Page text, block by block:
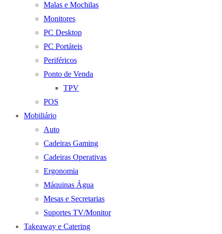
Malas e Mochilas
Monitores
PC Desktop
PC Portáteis
Periféricos
Ponto de Venda
TPV
POS
Mobiliário
Auto
Cadeiras Gaming
Cadeiras Operativas
Ergonomia
Máquinas Água
Mesas e Secretarias
Suportes TV/Monitor
Takeaway e Catering